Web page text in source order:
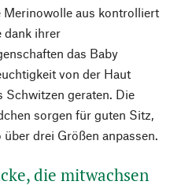
Merinowolle aus kontrolliert
dank ihrer
das Baby
von der Haut
Schwitzen geraten. Die
sorgen für guten Sitz,
drei Größen anpassen.
die mitwachsen